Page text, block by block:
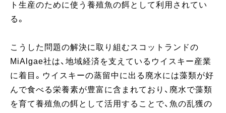
ト生産のために使う養殖魚の餌として利用されてい
る。
こうした問題の解決に取り組むスコットランドの
MiAlgae社は、地域経済を支えているウイスキー産業
に着目。ウイスキーの蒸留中に出る廃水には藻類が好
んで食べる栄養素が豊富に含まれており、廃水で藻類
を育て養殖魚の餌として活用することで、魚の乱獲の